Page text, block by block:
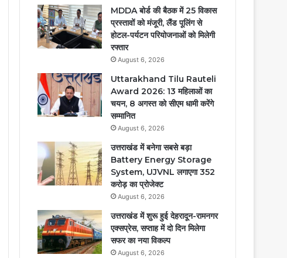
MDDA बोर्ड की बैठक में 25 विकास
प्रस्तावों को मंजूरी, लैंड पूलिंग से
होटल-पर्यटन परियोजनाओं को मिलेगी
रफ्तार
August 6, 2026
Uttarakhand Tilu Rauteli
Award 2026: 13 महिलाओं का
चयन, 8 अगस्त को सीएम धामी करेंगे
सम्मानित
August 6, 2026
उत्तराखंड में बनेगा सबसे बड़ा
Battery Energy Storage
System, UJVNL लगाएगा 352
करोड़ का प्रोजेक्ट
August 6, 2026
उत्तराखंड में शुरू हुई देहरादून-रामनगर
एक्सप्रेस, सप्ताह में दो दिन मिलेगा
सफर का नया विकल्प
August 6, 2026